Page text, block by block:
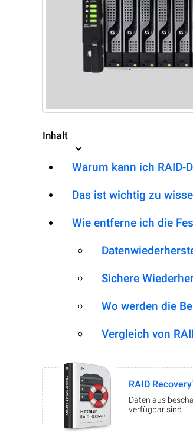
Inhalt
Warum kann ich
Das ist wichtig zu
Wie entferne ich die
Sichere
Wo werden die
Vergleich von
RAID
Daten aus
verfügbar sind.